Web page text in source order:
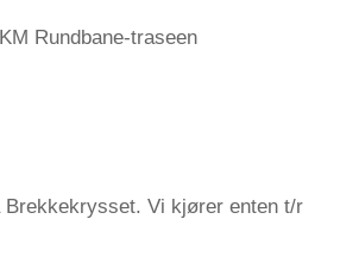
Rundbane-traseen
Brekkekrysset. Vi kjører enten t/r